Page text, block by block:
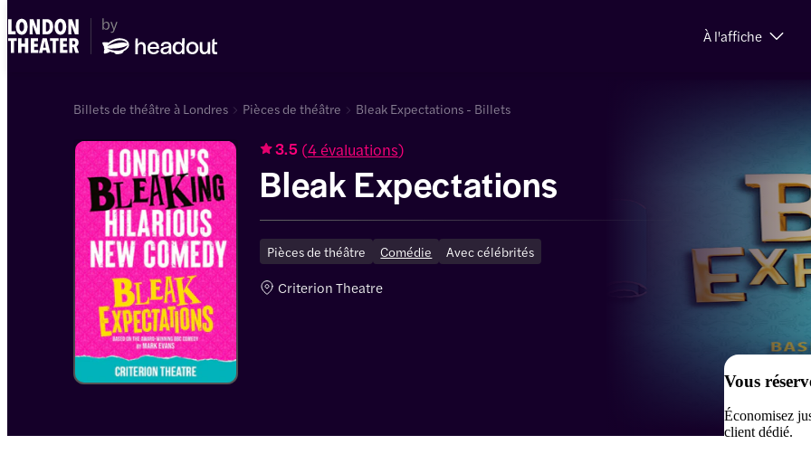
À l'affiche
Billets de théâtre à Londres Pièces de théâtre Bleak Expectations - Billets
3.5 (4 évaluations)
Bleak Expectations
Pièces de théâtre Comédie Avec célébrités
Criterion Theatre
Vous
Économisez
client dédié.